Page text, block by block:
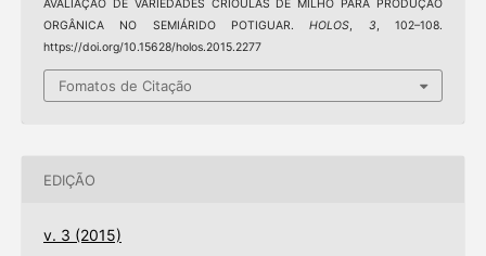
AVALIAÇÃO DE VARIEDADES CRIOULAS DE MILHO PARA PRODUÇÃO
ORGÂNICA NO SEMIÁRIDO POTIGUAR.HOLOS, 3, 102–108.
https://doi.org/10.15628/holos.2015.2277
Fomatos de Citação
EDIÇÃO
v. 3 (2015)